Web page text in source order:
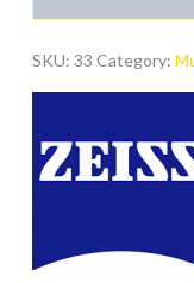
SKU: 33 Category: